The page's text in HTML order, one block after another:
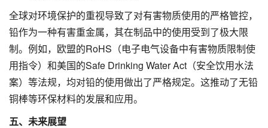
全球对环境保护的重视导致了对有害物质使用的严格管控，
铅作为一种有害重金属，其在制品中的使用受到了极大限
制。例如，欧盟的RoHS（电子电气设备中有害物质限制使
用指令）和美国的Safe Drinking Water Act（安全饮用水法
案）等法规，均对铅的使用做出了严格规定。这推动了无铅
铜棒等环保材料的发展和应用。
五、未来展望